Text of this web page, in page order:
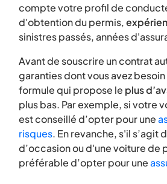
compte votre profil de
d'obtention du permis,
sinistres passés, années
Avant de souscrire un contrat
garanties dont vous avez
formule qui propose le plus
plus bas. Par exemple, si votre
est conseillé d’opter pour une
risques. En revanche, s'il s’agit
d’occasion ou d'une voiture de
préférable d’opter pour une